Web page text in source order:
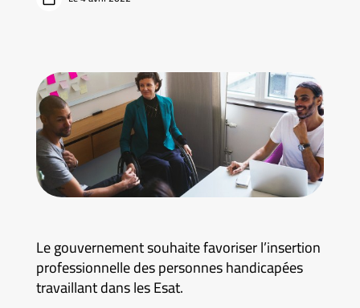
Le gouvernement souhaite favoriser l’insertion
professionnelle des personnes handicapées
travaillant dans les Esat.